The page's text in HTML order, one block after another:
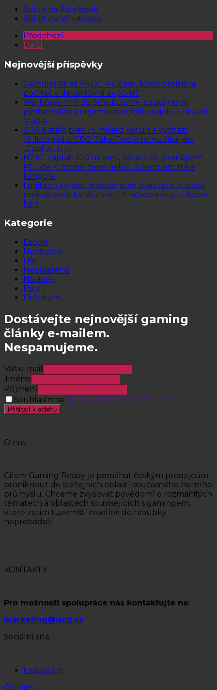
Sdílet na Facebook
Sdílet na WhatsApp
Předchozí
Další
Nejnovější příspěvky
Gamdias Atlas P6 CG: PC case, který promění
počítač v dekorativní exponát
Warhorse míří do Středozemě, česká herní
pýcha ohlásila nejambicióznější projekt v historii
studia
GTA 6 stálo přes 75 miliard korun a vychází
19. listopadu. CEO Take-Two k tomu říká jen:
„Cool with it.“
NZXT zaplatí 100 milionů korun za „pronájem“
PC, který pronájmem nebyl. A program stále
funguje.
Logitech vyhodil mechanické switche a získává
náskok před konkurencí, hráči dostávají v Apexu
ban
Kategorie
Esport
Hardware
Life
Nezařazené
Novinky
Play
Průzkum
Dostávejte nejnovější gaming
články e-mailem.
Nespamujeme.
Váš e-mail
Jméno
Příjmení
Souhlasím se zpracováním osobních údajů
Přihlásit k odběru
O nás
Cílem Gaming Ready je pomáhat českým prodejcům
proniknout do stěžejních oblastí současného herního
průmyslu. Chceme zvyšovat povědomí o rozmanitých
tématech a oblastech souvisejících s gamingem,
které zatím tuzemští reselleři do hloubky
neprobádali.
KONTAKTY
Pro možnosti spolupráce nás kontaktujte na:
marketing@dcd.cz
Sociální sítě
Instagram
Cookies